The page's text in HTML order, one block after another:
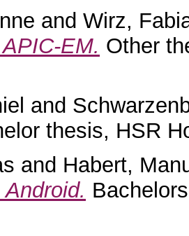
and Wirz,
EM. Other
and
thesis, HSR
and Habert,